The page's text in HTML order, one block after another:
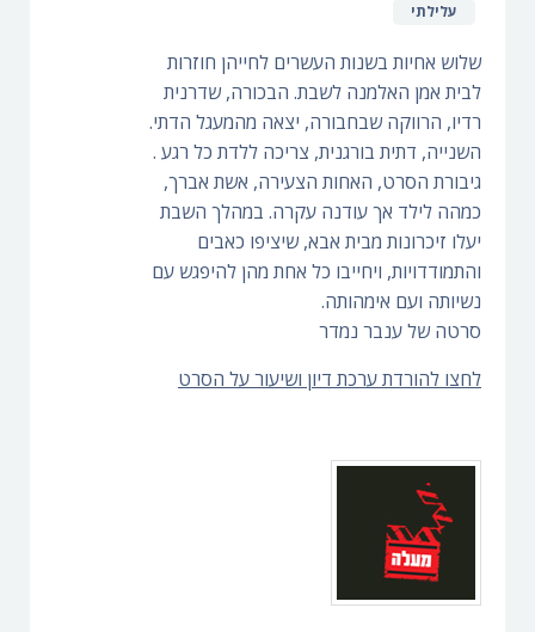
עלילתי
שלוש אחיות בשנות העשרים לחייהן חוזרות
לבית אמן האלמנה לשבת. הבכורה, שדרנית
רדיו, הרווקה שבחבורה, יצאה מהמעגל הדתי.
השנייה, דתית בורגנית, צריכה ללדת כל רגע .
גיבורת הסרט, האחות הצעירה, אשת אברך,
כמהה לילד אך עודנה עקרה. במהלך השבת
יעלו זיכרונות מבית אבא, שיציפו כאבים
והתמודדויות, ויחייבו כל אחת מהן להיפגש עם
נשיותה ועם אימהותה.
סרטה של ענבר נמדר
לחצו להורדת ערכת דיון ושיעור על הסרט